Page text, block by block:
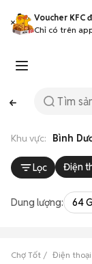
Voucher KFC
Chỉ có trên
Khu vực: Bình
Lọc Điện
Dung lượng: 64
Chợ Tốt Điện thoại